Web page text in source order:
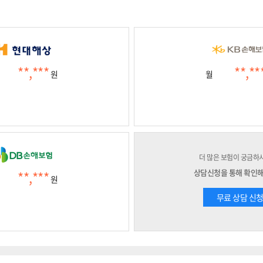
**,***원 월
**,***원
더 많은 보험이 궁금하
상담신청을 통해 확인
무료 상담 신청